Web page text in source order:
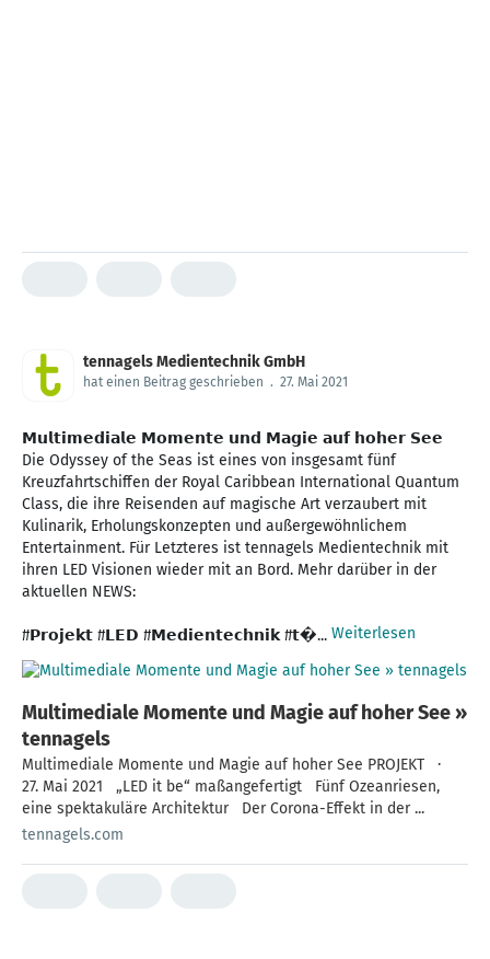
tennagels Medientechnik GmbH
hat einen Beitrag geschrieben . 27. Mai 2021
𝗠𝘂𝗹𝘁𝗶𝗺𝗲𝗱𝗶𝗮𝗹𝗲 𝗠𝗼𝗺𝗲𝗻𝘁𝗲 𝘂𝗻𝗱 𝗠𝗮𝗴𝗶𝗲 𝗮𝘂𝗳 𝗵𝗼𝗵𝗲𝗿 𝗦𝗲𝗲
Die Odyssey of the Seas ist eines von insgesamt fünf
Kreuzfahrtschiffen der Royal Caribbean International Quantum
Class, die ihre Reisenden auf magische Art verzaubert mit
Kulinarik, Erholungskonzepten und außergewöhnlichem
Entertainment. Für Letzteres ist tennagels Medientechnik mit
ihren LED Visionen wieder mit an Bord. Mehr darüber in der
aktuellen NEWS:
#𝗣𝗿𝗼𝗷𝗲𝗸𝘁 #𝗟𝗘𝗗 #𝗠𝗲𝗱𝗶𝗲𝗻𝘁𝗲𝗰𝗵𝗻𝗶𝗸 #𝘁�... Weiterlesen
Multimediale Momente und Magie auf hoher See »
tennagels
Multimediale Momente und Magie auf hoher See PROJEKT ·
27. Mai 2021 „LED it be“ maßangefertigt Fünf Ozeanriesen,
eine spektakuläre Architektur Der Corona-Effekt in der ...
tennagels.com